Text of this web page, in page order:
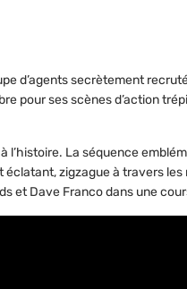
d’agents secrètement
pour ses scènes d’action
l’histoire. La séquence
éclatant, zigzague à travers les
et Dave Franco dans une